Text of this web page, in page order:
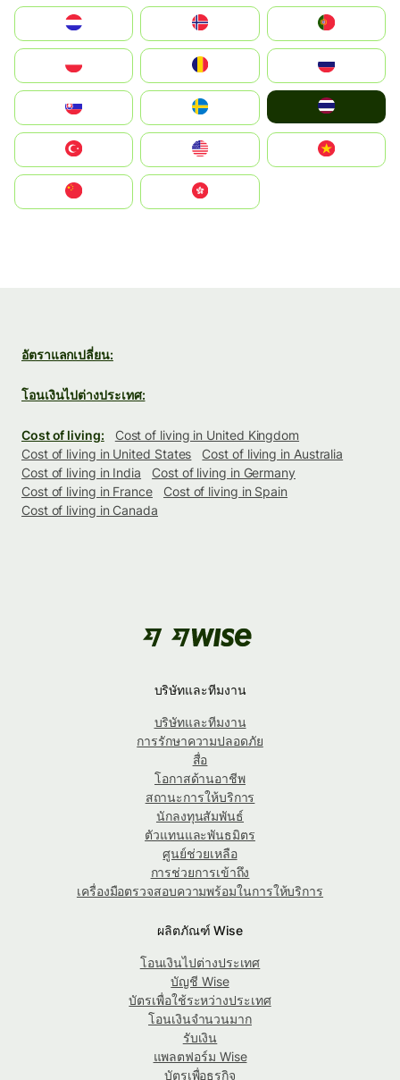
United States
中國香港特別行政區
อัตราแลกเปลี่ยน:
โอนเงินไปต่างประเทศ:
Cost of living:
Cost of living in United Kingdom
Cost of living in United States
Cost of living in Australia
Cost of living in India
Cost of living in Germany
Cost of living in France
Cost of living in Spain
Cost of living in Canada
บริษัทและทีมงาน
บริษัทและทีมงาน
การรักษาความปลอดภัย
สื่อ
โอกาสด้านอาชีพ
สถานะการให้บริการ
นักลงทุนสัมพันธ์
ตัวแทนและพันธมิตร
ศูนย์ช่วยเหลือ
การช่วยการเข้าถึง
เครื่องมือตรวจสอบความพร้อมในการให้บริการ
ผลิตภัณฑ์ Wise
โอนเงินไปต่างประเทศ
บัญชี Wise
บัตรเพื่อใช้ระหว่างประเทศ
โอนเงินจำนวนมาก
รับเงิน
แพลตฟอร์ม Wise
บัตรเพื่อธุรกิจ